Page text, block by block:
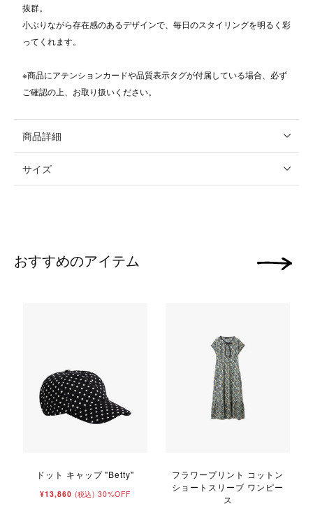
抜群。
小ぶりながら存在感のあるデザインで、毎日のスタイリングを明るく彩
ってくれます。
※商品にアテンションカードや品質表示タグが付属している場合、必ず
ご確認の上、お取り扱いください。
商品詳細
サイズ
おすすめのアイテム
ドット キャップ "Betty"
¥13,860 (税込) 30%OFF
フラワープリント コットン
ショートスリーブ ワンピー
ス
次の画像